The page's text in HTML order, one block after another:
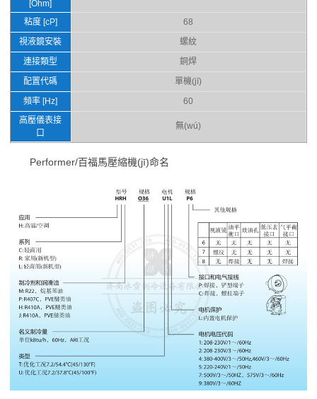
[Ohm]
粘度 [cP]
68
視液鏡安裝
螺紋
連接類型
銅焊
配置代碼
單機(jī)
頻率 [Hz]
60
高壓儀表接
口
無(wú)
Performer/百福馬壓縮機(jī)命名